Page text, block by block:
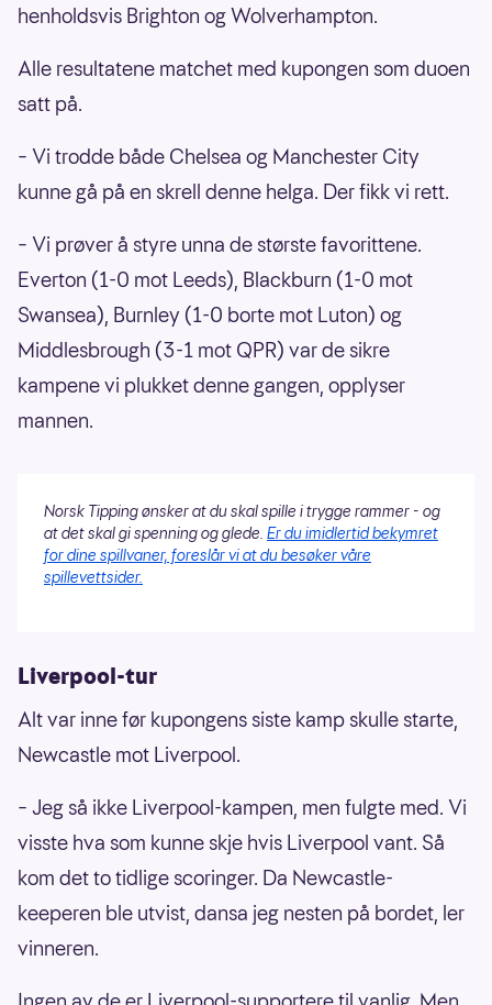
henholdsvis Brighton og Wolverhampton.
Alle resultatene matchet med kupongen som duoen
satt på.
– Vi trodde både Chelsea og Manchester City
kunne gå på en skrell denne helga. Der fikk vi rett.
– Vi prøver å styre unna de største favorittene.
Everton (1-0 mot Leeds), Blackburn (1-0 mot
Swansea), Burnley (1-0 borte mot Luton) og
Middlesbrough (3-1 mot QPR) var de sikre
kampene vi plukket denne gangen, opplyser
mannen.
Norsk Tipping ønsker at du skal spille i trygge rammer - og
at det skal gi spenning og glede. Er du imidlertid bekymret
for dine spillvaner, foreslår vi at du besøker våre
spillevettsider.
Liverpool-tur
Alt var inne før kupongens siste kamp skulle starte,
Newcastle mot Liverpool.
– Jeg så ikke Liverpool-kampen, men fulgte med. Vi
visste hva som kunne skje hvis Liverpool vant. Så
kom det to tidlige scoringer. Da Newcastle-
keeperen ble utvist, dansa jeg nesten på bordet, ler
vinneren.